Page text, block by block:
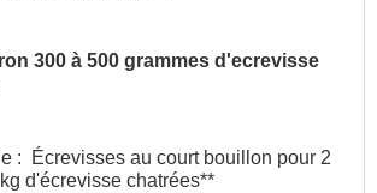
300 à 500 grammes d'ecrevisse
: Écrevisses au court bouillon pour 2
kg d'écrevisse chatrées**